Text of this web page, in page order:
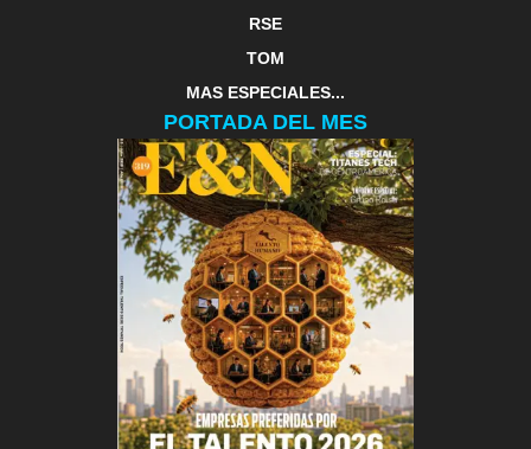
RSE
TOM
MAS ESPECIALES...
PORTADA DEL MES